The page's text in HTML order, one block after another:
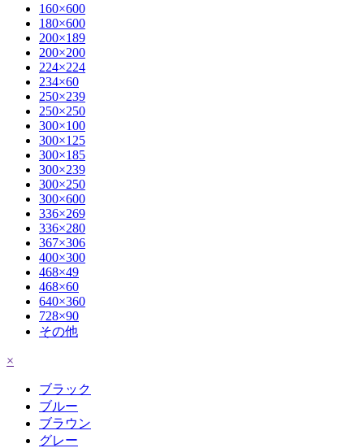
160×600
180×600
200×189
200×200
224×224
234×60
250×239
250×250
300×100
300×125
300×185
300×239
300×250
300×600
336×269
336×280
367×306
400×300
468×49
468×60
640×360
728×90
その他
×
ブラック
ブルー
ブラウン
グレー